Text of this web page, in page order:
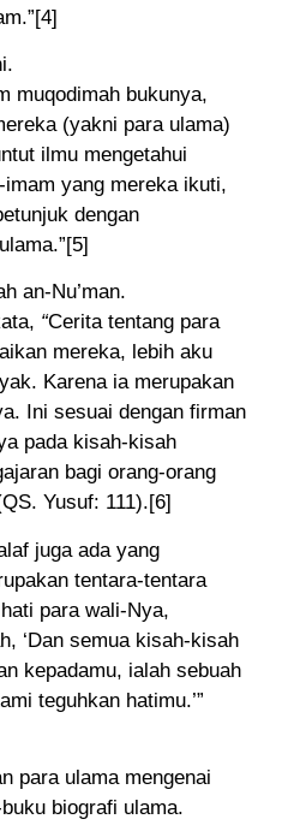
muqodimah bukunya,
(yakni para ulama)
ilmu mengetahui
yang mereka ikuti,
dengan
an-Nu’man.
“Cerita tentang para
mereka, lebih aku
Karena ia merupakan
Ini sesuai dengan firman
pada kisah-kisah
bagi orang-orang
Yusuf: 111).[6]
juga ada yang
tentara-tentara
para wali-Nya,
‘Dan semua kisah-kisah
kepadamu, ialah sebuah
teguhkan hatimu.’”
para ulama mengenai
biografi ulama.